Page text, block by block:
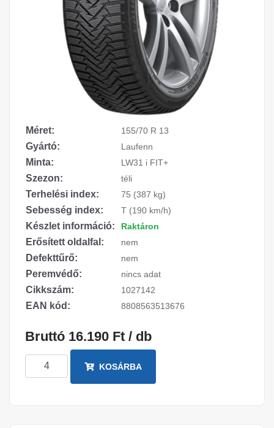
Méret: 155/70 R 13
Gyártó: Laufenn
Minta: LW31 i FIT+
Szezon: téli
Terhelési index: 75 (387 kg)
Sebesség index: T (190 km/h)
Készlet információ: Raktáron
Erősített oldalfal: nem
Defekttűrő: nem
Peremvédő: nincs adat
Cikkszám: 1027142
EAN kód: 8808563513676
Bruttó 16.190 Ft / db
KOSÁRBA